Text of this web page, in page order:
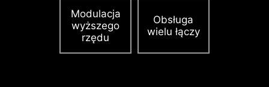
Modulacja
wyższego
rzędu
Obsługa
wielu łączy
zapewnia dedykowane zasilanie dostosowane
do wysokich wymagań związanych z poborem
mocy przez procesory graficzne
wykorzystywane w obliczeniach AI i grach,